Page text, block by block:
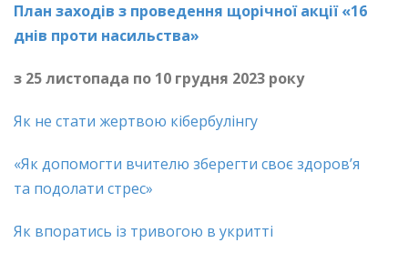
План заходів з проведення щорічної акції «16
днів проти насильства»
з 25 листопада по 10 грудня 2023 року
Як не стати жертвою кібербулінгу
«Як допомогти вчителю зберегти своє здоров’я
та подолати стрес»
Як впоратись із тривогою в укритті